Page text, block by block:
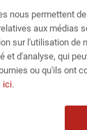
nous permettent
aux médias
sur l'utilisation de
et d'analyse, qui
ou qu'ils ont
ici.